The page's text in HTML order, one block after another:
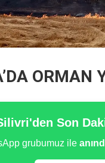
ORMAN
Son
grubumuz ile